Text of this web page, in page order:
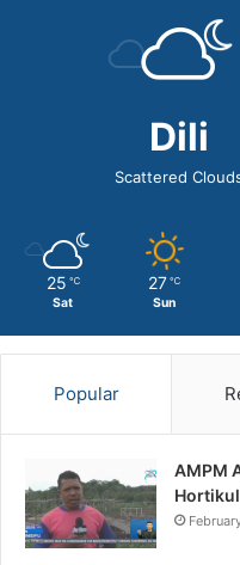
Dili
Scattered
25 ℃
Sat
27 ℃
Sun
Popular
AMPM